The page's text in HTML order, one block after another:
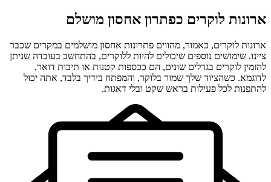
ארונות לוקרים כפתרון אחסון מושלם
ארונות לוקרים, כאמור, מהווים פתרונות אחסון מושלמים במקרים שכבר
ציינו. שימושים נוספים שיכולים להיות ללוקרים, בהתחשב בעובדה שניתן
להזמין לוקרים בגדלים שונים, הם ככספות קטנות או תיבות דואר,
לדוגמא. כשהציוד שלך שמור בלוקר, והמפתח בידיך בלבד, אתה יכול
להתפנות לכל פעילות בראש שקט ובלי דאגות.